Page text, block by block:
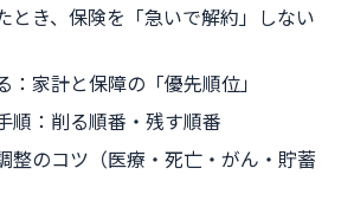
とき、保険を「急いで解約」しない
：家計と保障の「優先順位」
順：削る順番・残す順番
整のコツ（医療・死亡・がん・貯蓄